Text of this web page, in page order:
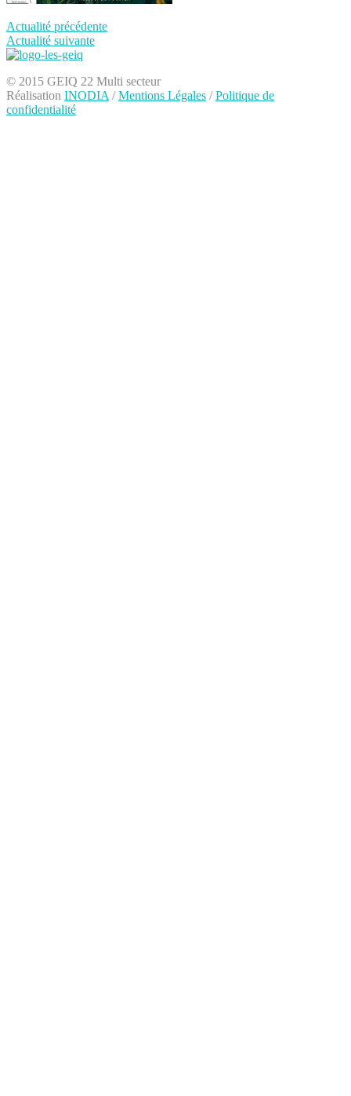
Actualité précédente
Actualité suivante
© 2015 GEIQ 22 Multi secteur
Réalisation INODIA /Mentions Légales /Politique de
confidentialité